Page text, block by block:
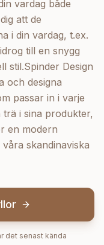
vardag både
att de
i din vardag, t.ex.
till en snygg
stil.Spinder Design
och designa
passar in i varje
trä i sina produkter,
en modern
skandinaviska
det senast kända